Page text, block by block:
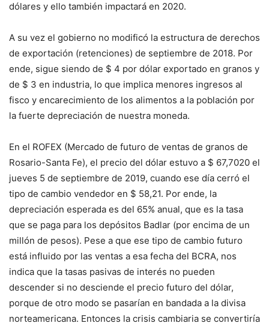
dólares y ello también impactará en 2020.
A su vez el gobierno no modificó la estructura de derechos
de exportación (retenciones) de septiembre de 2018. Por
ende, sigue siendo de $ 4 por dólar exportado en granos y
de $ 3 en industria, lo que implica menores ingresos al
fisco y encarecimiento de los alimentos a la población por
la fuerte depreciación de nuestra moneda.
En el ROFEX (Mercado de futuro de ventas de granos de
Rosario-Santa Fe), el precio del dólar estuvo a $ 67,7020 el
jueves 5 de septiembre de 2019, cuando ese día cerró el
tipo de cambio vendedor en $ 58,21. Por ende, la
depreciación esperada es del 65% anual, que es la tasa
que se paga para los depósitos Badlar (por encima de un
millón de pesos). Pese a que ese tipo de cambio futuro
está influido por las ventas a esa fecha del BCRA, nos
indica que la tasas pasivas de interés no pueden
descender si no desciende el precio futuro del dólar,
porque de otro modo se pasarían en bandada a la divisa
norteamericana. Entonces la crisis cambiaria se convertiría